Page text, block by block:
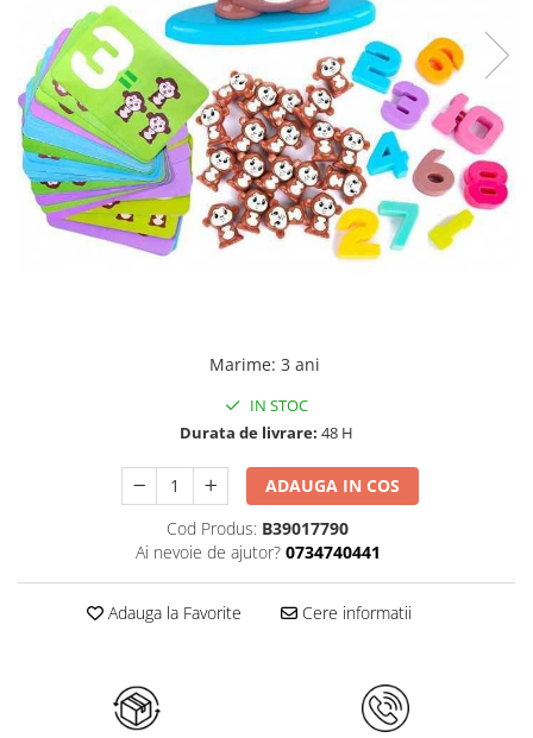
Marime: 3 ani
IN STOC
Durata de livrare: 48 H
ADAUGA IN COS
Cod Produs: B39017790
Ai nevoie de ajutor? 0734740441
Adauga la Favorite Cere informatii